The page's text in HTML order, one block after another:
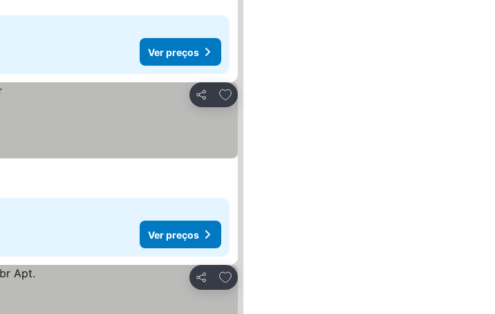
Ver preços
Partilhar
Adicionar aos favoritos
Ver preços
Partilhar
Adicionar aos favoritos